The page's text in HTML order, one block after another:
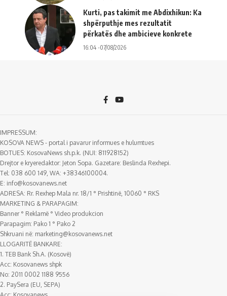
Kurti, pas takimit me Abdixhikun: Ka
shpërputhje mes rezultatit
përkatës dhe ambicieve konkrete
16:04 -07/08/2026
IMPRESSUM:
KOSOVA NEWS - portal i pavarur informues e hulumtues
BOTUES: KosovaNews sh.p.k. (NUI: 811928152)
Drejtor e kryeredaktor: Jeton Sopa. Gazetare: Beslinda Rexhepi.
Tel: 038 600 149, WA: +38346100004.
E: info@kosovanews.net
ADRESA: Rr. Rexhep Mala nr. 18/1 ° Prishtinë, 10060 ° RKS
MARKETING & PARAPAGIM:
Banner ° Reklamë ° Video produkcion
Parapagim: Pako 1 ° Pako 2
Shkruani në: marketing@kosovanews.net
LLOGARITË BANKARE:
1. TEB Bank Sh.A. (Kosovë)
Acc: Kosovanews shpk
No: 2011 0002 1188 9556
2. PaySera (EU, SEPA)